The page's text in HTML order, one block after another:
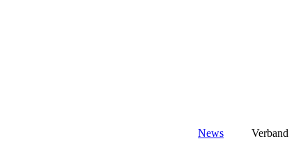
News Verband